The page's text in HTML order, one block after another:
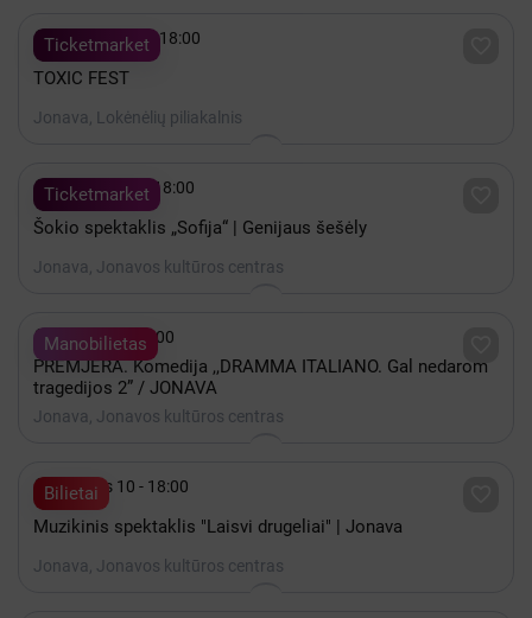
Ticketmarket
 Rugpjūtis 29 - 18:00
TOXIC FEST
Jonava, Lokėnėlių piliakalnis
Ticketmarket
 Lapkritis 06 - 18:00
Šokio spektaklis „Sofija“ | Genijaus šešėly
Jonava, Jonavos kultūros centras
Manobilietas
 Spalis 23 - 18:00
PREMJERA. Komedija ,,DRAMMA ITALIANO. Gal nedarom
tragedijos 2” / JONAVA
Jonava, Jonavos kultūros centras
Bilietai
 Gruodis 10 - 18:00
Muzikinis spektaklis "Laisvi drugeliai" | Jonava
Jonava, Jonavos kultūros centras